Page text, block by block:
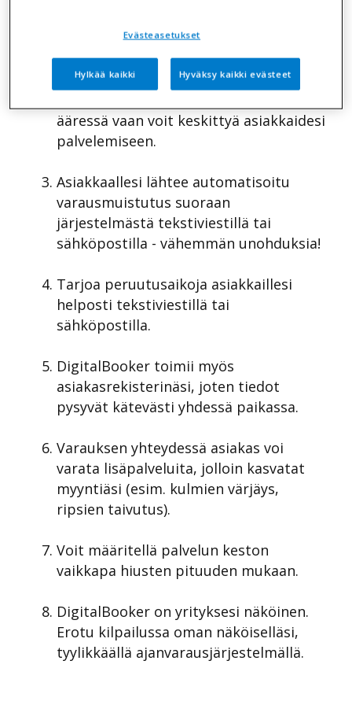
Asiakkaasi voi varata ajan palveluihisi
silloin kun hänelle parhaiten sopii.
ääressä vaan voit keskittyä asiakkaidesi
palvelemiseen.
Asiakkaallesi lähtee automatisoitu
varausmuistutus suoraan
järjestelmästä tekstiviestillä tai
sähköpostilla - vähemmän unohduksia!
Tarjoa peruutusaikoja asiakkaillesi
helposti tekstiviestillä tai
sähköpostilla.
DigitalBooker toimii myös
asiakasrekisterinäsi, joten tiedot
pysyvät kätevästi yhdessä paikassa.
Varauksen yhteydessä asiakas voi
varata lisäpalveluita, jolloin kasvatat
myyntiäsi (esim. kulmien värjäys,
ripsien taivutus).
Voit määritellä palvelun keston
vaikkapa hiusten pituuden mukaan.
DigitalBooker on yrityksesi näköinen.
Erotu kilpailussa oman näköiselläsi,
tyylikkäällä ajanvarausjärjestelmällä.
Evästeasetukset
Hylkää kaikki Hyväksy kaikki evästeet